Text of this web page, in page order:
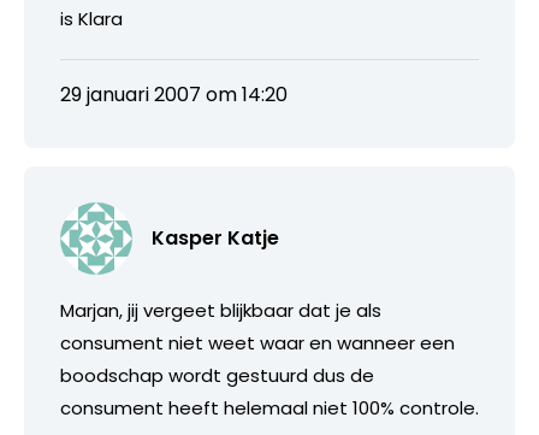
is Klara
29 januari 2007 om 14:20
Kasper Katje
Marjan, jij vergeet blijkbaar dat je als
consument niet weet waar en wanneer een
boodschap wordt gestuurd dus de
consument heeft helemaal niet 100% controle.